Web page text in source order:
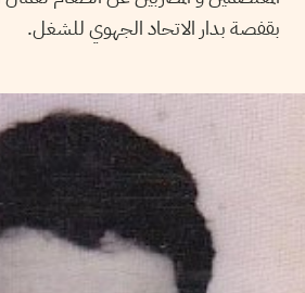
بقفصة بدار الاتحاد الجهوي للشغل.